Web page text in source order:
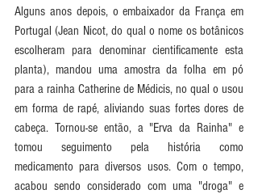
Alguns anos depois, o embaixador da França em
Portugal (Jean Nicot, do qual o nome os botânicos
escolheram para denominar cientificamente esta
planta), mandou uma amostra da folha em pó
para a rainha Catherine de Médicis, no qual o usou
em forma de rapé, aliviando suas fortes dores de
cabeça. Tornou-se então, a "Erva da Rainha" e
tomou seguimento pela história como
medicamento para diversos usos. Com o tempo,
acabou sendo considerado com uma "droga" e